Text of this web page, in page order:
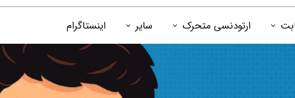
ارتودنسی متحرک سایر
دانستنی ها
درباره ما
اینستاگرام